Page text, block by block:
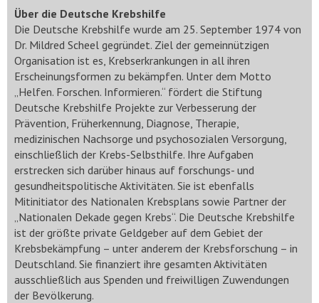
Über die Deutsche Krebshilfe
Die Deutsche Krebshilfe wurde am 25. September 1974 von
Dr. Mildred Scheel gegründet. Ziel der gemeinnützigen
Organisation ist es, Krebserkrankungen in all ihren
Erscheinungsformen zu bekämpfen. Unter dem Motto
„Helfen. Forschen. Informieren.“ fördert die Stiftung
Deutsche Krebshilfe Projekte zur Verbesserung der
Prävention, Früherkennung, Diagnose, Therapie,
medizinischen Nachsorge und psychosozialen Versorgung,
einschließlich der Krebs-Selbsthilfe. Ihre Aufgaben
erstrecken sich darüber hinaus auf forschungs- und
gesundheitspolitische Aktivitäten. Sie ist ebenfalls
Mitinitiator des Nationalen Krebsplans sowie Partner der
„Nationalen Dekade gegen Krebs“. Die Deutsche Krebshilfe
ist der größte private Geldgeber auf dem Gebiet der
Krebsbekämpfung – unter anderem der Krebsforschung – in
Deutschland. Sie finanziert ihre gesamten Aktivitäten
ausschließlich aus Spenden und freiwilligen Zuwendungen
der Bevölkerung.